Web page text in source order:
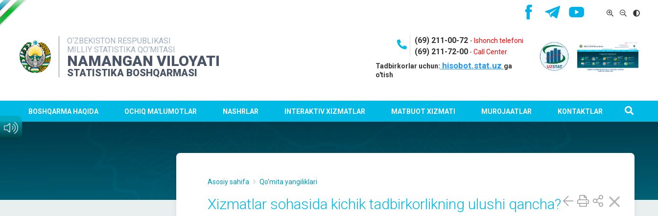
O‘ZBEKISTON RESPUBLIKASI
MILLIY STATISTIKA QO‘MITASI
NAMANGAN VILOYATI
STATISTIKA BOSHQARMASI
(69) 211-00-72 - Ishonch telefoni
(69) 211-72-00- Call Center
Tadbirkorlar uchun: hisobot.stat.uz ga
o'tish
BOSHQARMA HAQIDA OCHIQ MA'LUMOTLAR NASHRLAR INTERAKTIV XIZMATLAR MATBUOT XIZMATI MUROJAATLAR KONTAKTLAR
Asosiy sahifa Qo'mita yangiliklari
Xizmatlar sohasida kichik tadbirkorlikning ulushi qancha?